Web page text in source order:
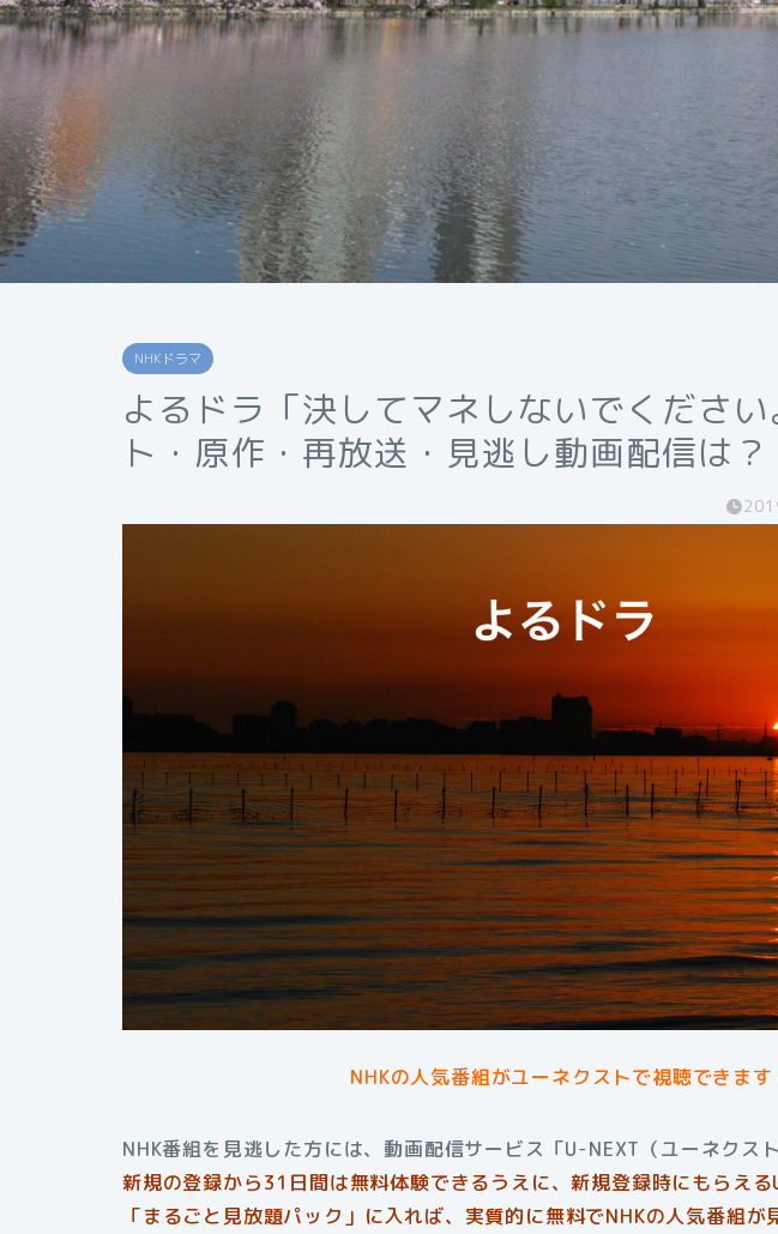
NHKドラマ
よるドラ「決してマネしないでくださ
ト・原作・再放送・見逃し動画配信は？
NHKの人気番組がユーネクストで視聴できます
NHK番組を見逃した方には、動画配信サービス「U-NEXT（ユーネクス
新規の登録から31日間は無料体験できるうえに、新規登録時にもらえ
「まるごと見放題パック」に入れば、実質的に無料でNHKの人気番組が